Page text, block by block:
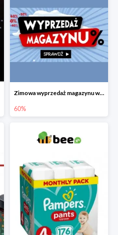
Zimowa wyprzedaż magazynu w Bee do -60%
60%